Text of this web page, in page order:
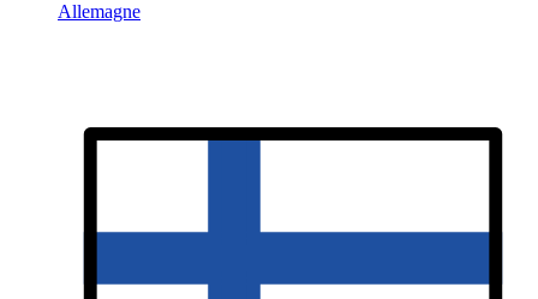
Allemagne